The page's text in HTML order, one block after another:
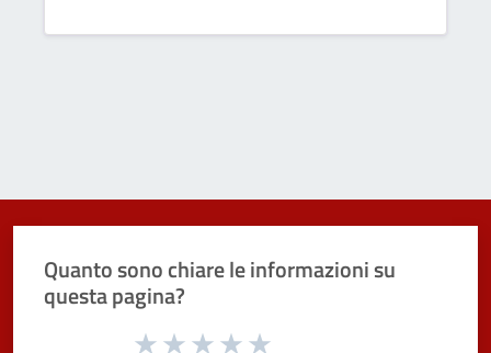
Quanto sono chiare le informazioni su
questa pagina?
Valuta da 1 a 5 stelle la pagina